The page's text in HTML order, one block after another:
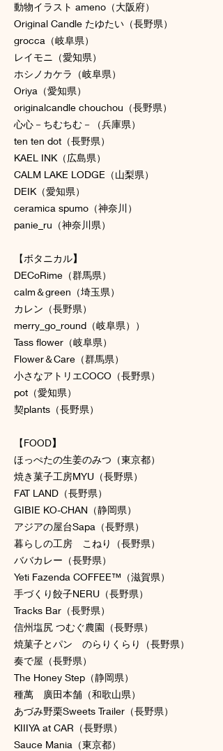
動物イラスト ameno（大阪府）
Original Candle たゆたい（長野県）
grocca（岐阜県）
レイモニ（愛知県）
ホシノカケラ（岐阜県）
Oriya（愛知県）
originalcandle chouchou（長野県）
心心－ちむちむ－（兵庫県）
ten ten dot（長野県）
KAEL INK（広島県）
CALM LAKE LODGE（山梨県）
DEIK（愛知県）
ceramica spumo（神奈川）
panie_ru（神奈川県）
【ボタニカル】
DECoRime（群馬県）
calm＆green（埼玉県）
カレン（長野県）
merry_go_round（岐阜県））
Tass flower（岐阜県）
Flower＆Care（群馬県）
小さなアトリエCOCO（長野県）
pot（愛知県）
契plants（長野県）
【FOOD】
ほっぺたの生姜のみつ（東京都）
焼き菓子工房MYU（長野県）
FAT LAND（長野県）
GIBIE KO-CHAN（静岡県）
アジアの屋台Sapa（長野県）
暮らしの工房 こねり（長野県）
ババカレー（長野県）
Yeti Fazenda COFFEE™︎（滋賀県）
手づくり餃子NERU（長野県）
Tracks Bar（長野県）
信州塩尻 つむぐ農園（長野県）
焼菓子とパン のらりくらり（長野県）
奏で屋（長野県）
The Honey Step（静岡県）
種萬 廣田本舗（和歌山県）
あづみ野栗Sweets Trailer（長野県）
KIIIYA at CAR（長野県）
Sauce Mania（東京都）